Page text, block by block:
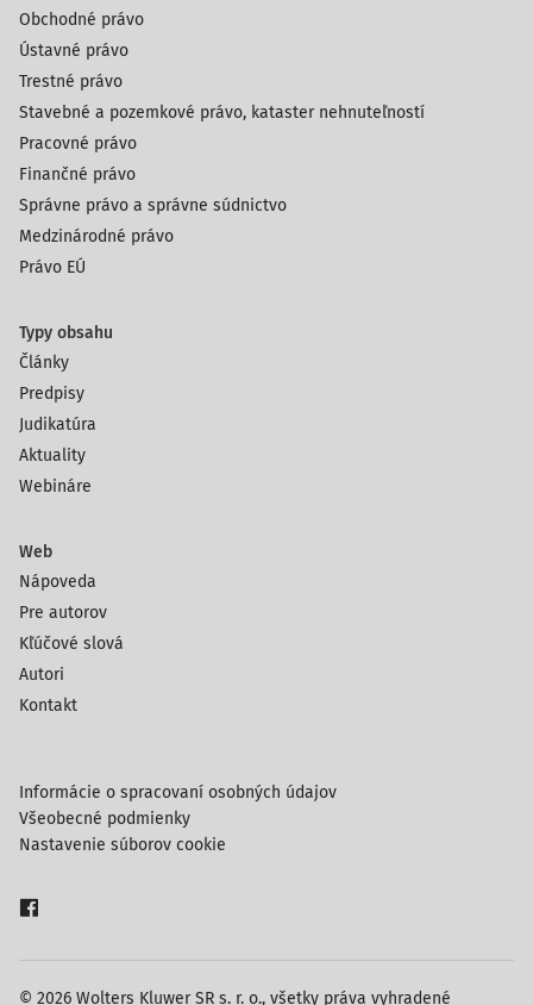
Obchodné právo
Ústavné právo
Trestné právo
Stavebné a pozemkové právo, kataster nehnuteľností
Pracovné právo
Finančné právo
Správne právo a správne súdnictvo
Medzinárodné právo
Právo EÚ
Typy obsahu
Články
Predpisy
Judikatúra
Aktuality
Webináre
Web
Nápoveda
Pre autorov
Kľúčové slová
Autori
Kontakt
© 2026 Wolters Kluwer SR s. r. o., všetky práva vyhradené
Informácie o spracovaní osobných údajov
Všeobecné podmienky
Nastavenie súborov cookie